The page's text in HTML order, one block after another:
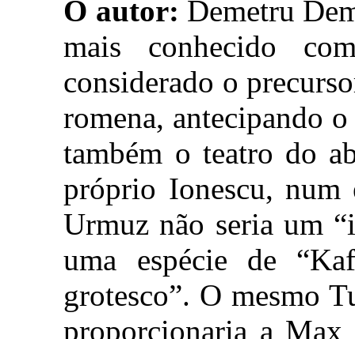
O autor: Demetru
mais conhecido
considerado o
romena, antecipando
também o teatro do
próprio Ionescu, num
Urmuz não seria um
uma espécie de
grotesco”. O mesmo
proporcionaria a Max